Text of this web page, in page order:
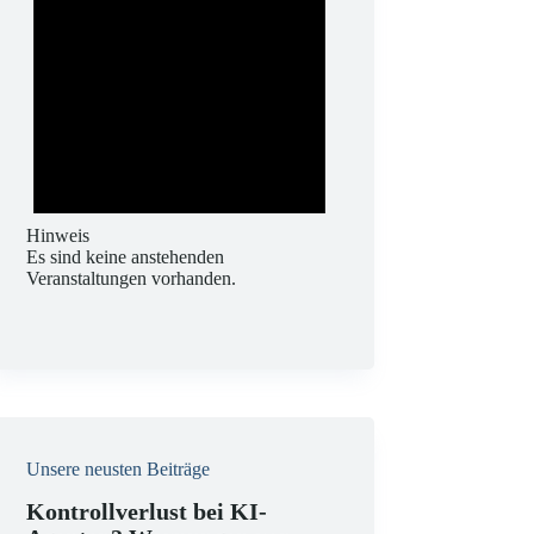
Hinweis
Es sind keine anstehenden
Veranstaltungen vorhanden.
Unsere neusten Beiträge
Kontrollverlust bei KI-